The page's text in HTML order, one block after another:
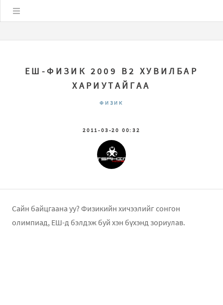
ЕШ-ФИЗИК 2009 В2 ХУВИЛБАР
ХАРИУТАЙГАА
ФИЗИК
2011-03-20 00:32
Сайн байцгаана уу? Физикийн хичээлийг сонгон
олимпиад, ЕШ-д бэлдэж буй хэн бүхэнд зориулав.